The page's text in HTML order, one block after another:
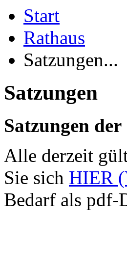
Start
Rathaus
Satzungen...
Satzungen
Satzungen
Alle derzeit
Sie sich HIER
Bedarf als pdf-